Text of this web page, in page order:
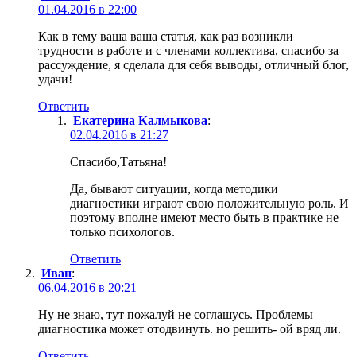
01.04.2016 в 22:00
Как в тему ваша ваша статья, как раз возникли
трудности в работе и с членами коллектива, спасибо за
рассуждение, я сделала для себя выводы, отличный блог,
удачи!
Ответить
Екатерина Калмыкова:
02.04.2016 в 21:27
Спасибо,Татьяна!
Да, бывают ситуации, когда методики
диагностики играют свою положительную роль. И
поэтому вполне имеют место быть в практике не
только психологов.
Ответить
Иван:
06.04.2016 в 20:21
Ну не знаю, тут пожалуй не соглашусь. Проблемы
диагностика может отодвинуть. но решить- ой вряд ли.